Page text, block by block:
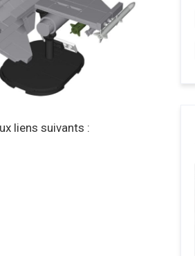
liens suivants :